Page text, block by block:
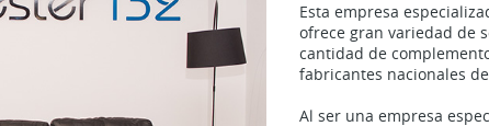
Esta empresa
ofrece gran variedad de
cantidad de
fabricantes nacionales
Al ser una empresa